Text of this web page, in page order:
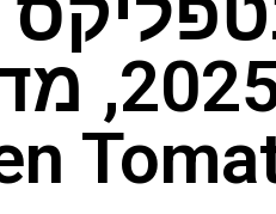
ביותר